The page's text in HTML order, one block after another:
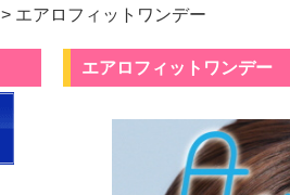
> エアロフィットワンデー
エアロフィットワンデー